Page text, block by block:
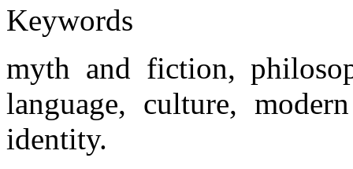
Keywords
myth and fiction,
language, culture,
identity.